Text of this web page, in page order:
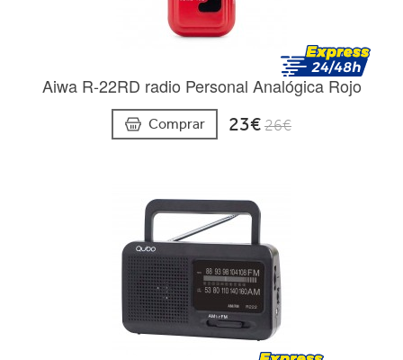
Aiwa R-22RD radio Personal Analógica Rojo
Comprar 23€26€